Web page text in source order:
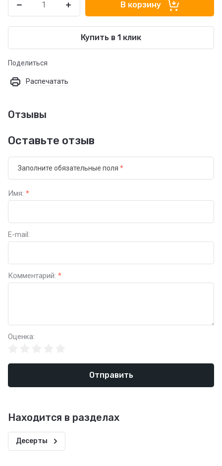
В корзину
Купить в 1 клик
Поделиться
Распечатать
Отзывы
Оставьте отзыв
Заполните обязательные поля *
Имя: *
E-mail:
Комментарий: *
Оценка:
Отправить
Находится в разделах
Десерты